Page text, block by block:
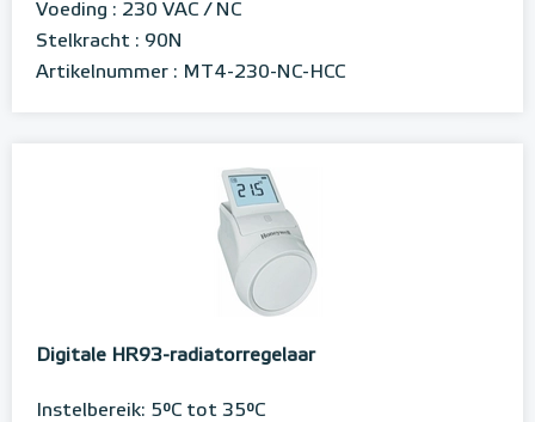
Voeding : 230 VAC / NC
Stelkracht : 90N
Artikelnummer : MT4-230-NC-HCC
Digitale HR93-radiatorregelaar
Instelbereik: 5°C tot 35°C